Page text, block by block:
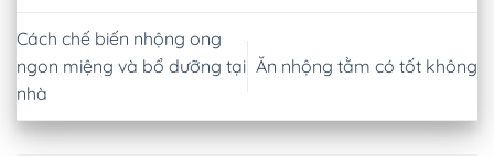
Cách chế biến nhộng ong
ngon miệng và bổ dưỡng tại
nhà
Ăn nhộng tằm có tốt không